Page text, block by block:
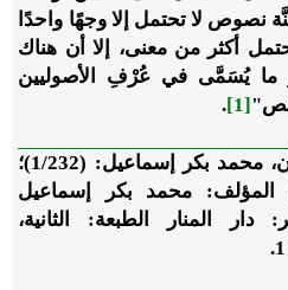
نصوص لا تحتمل إلا وجهًا واحدًا
أكثر من معنى، إلا أن هناك
ما يُسَمَّى في عُرْفِ الأصوليين
[1]
.
دراسات في علوم القرآن، محمد بكر إسماعيل: (1/232)؛
محمد بكر إسماعيل
الناشر: دار المنار الطبعة: الثانية،